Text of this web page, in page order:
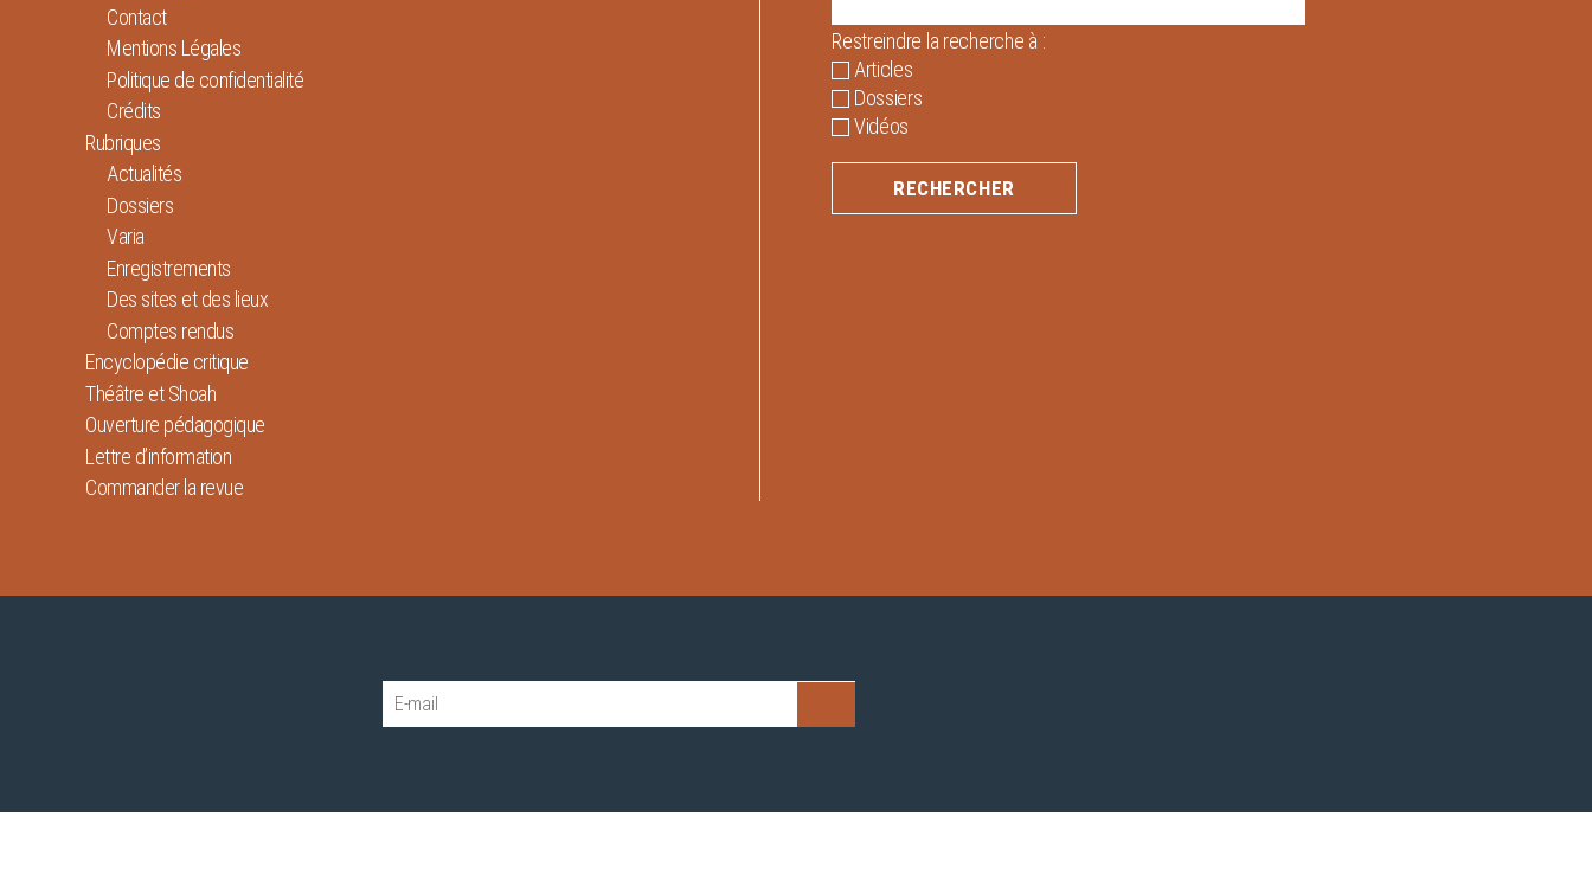
Contact
Mentions Légales
Politique de confidentialité
Crédits
Rubriques
Actualités
Dossiers
Varia
Enregistrements
Des sites et des lieux
Comptes rendus
Encyclopédie critique
Théâtre et Shoah
Ouverture pédagogique
Lettre d’information
Commander la revue
Restreindre la recherche à :
Articles
Dossiers
Vidéos